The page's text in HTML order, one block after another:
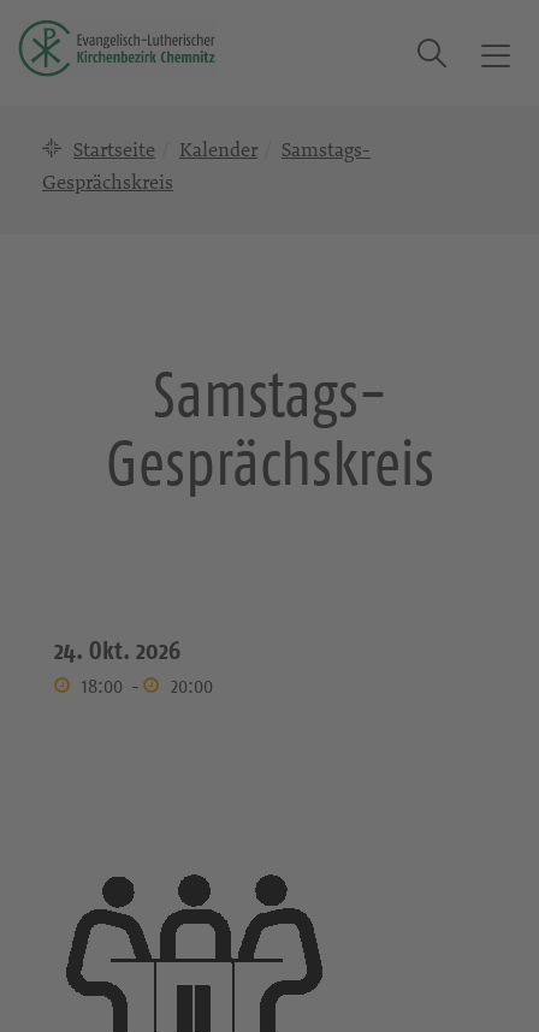
T
Suche
Startseite Kalender
Samstags-
Gesprächskreis
Samstags-
Gesprächskreis
24. Okt. 2026
18:00 - 20:00